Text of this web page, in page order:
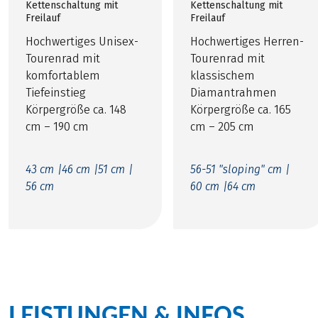
Kettenschaltung mit
Freilauf
Hochwertiges Unisex-
Tourenrad mit
komfortablem
Tiefeinstieg
Körpergröße ca. 148
cm – 190 cm
43 cm |46 cm |51 cm |
56 cm
Kettenschaltung mit
Freilauf
Hochwertiges Herren-
Tourenrad mit
klassischem
Diamantrahmen
Körpergröße ca. 165
cm – 205 cm
56-51 "sloping" cm |
60 cm |64 cm